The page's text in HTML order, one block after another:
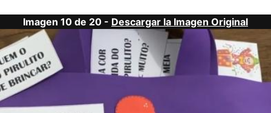
Imagen 10 de 20 - Descargar la Imagen Original